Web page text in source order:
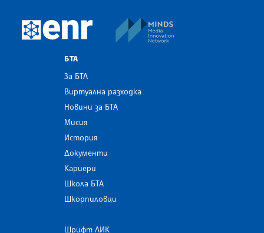
European Newsroom
БТА
За БТА
Виртуална разходка
Новини за БТА
Мисия
История
Документи
Кариери
Школа БТА
Шкорпиловци
Шрифт ЛИК